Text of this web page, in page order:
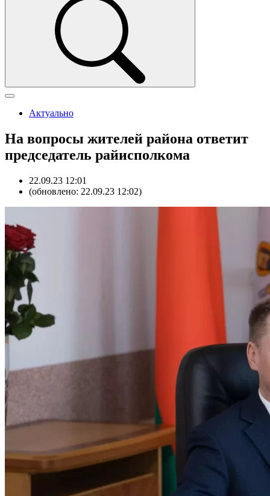
Актуально
На вопросы жителей района ответит
председатель райисполкома
22.09.23 12:01
(обновлено: 22.09.23 12:02)